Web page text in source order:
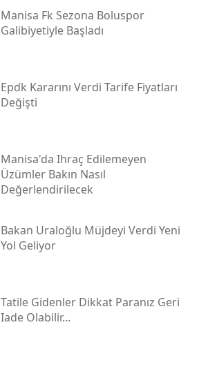
Manisa Fk Sezona Boluspor
Galibiyetiyle Başladı
Epdk Kararını Verdi Tarife Fiyatları
Değişti
Manisa'da Ihraç Edilemeyen
Üzümler Bakın Nasıl
Değerlendirilecek
Bakan Uraloğlu Müjdeyi Verdi Yeni
Yol Geliyor
Tatile Gidenler Dikkat Paranız Geri
Iade Olabilir...